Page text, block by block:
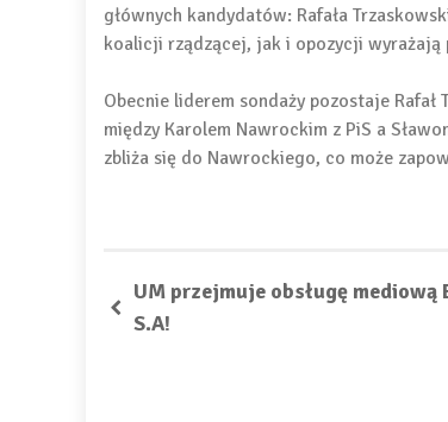
głównych kandydatów: Rafała
koalicji rządzącej, jak i opozycji
Obecnie liderem sondaży pozostaje
między Karolem Nawrockim z PiS a
zbliża się do Nawrockiego, co może
UM przejmuje obsługę mediową
S.A!